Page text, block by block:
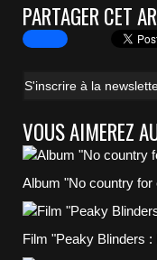
PARTAGER CET
S'inscrire à la
VOUS AIMEREZ
Album "No country
Film "Peaky Blinders